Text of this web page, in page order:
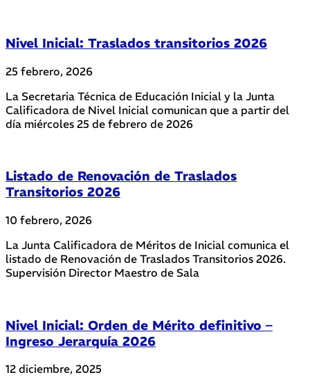
Nivel Inicial: Traslados transitorios 2026
25 febrero, 2026
La Secretaria Técnica de Educación Inicial y la Junta
Calificadora de Nivel Inicial comunican que a partir del
día miércoles 25 de febrero de 2026
Listado de Renovación de Traslados
Transitorios 2026
10 febrero, 2026
La Junta Calificadora de Méritos de Inicial comunica el
listado de Renovación de Traslados Transitorios 2026.
Supervisión Director Maestro de Sala
Nivel Inicial: Orden de Mérito definitivo –
Ingreso Jerarquía 2026
12 diciembre, 2025